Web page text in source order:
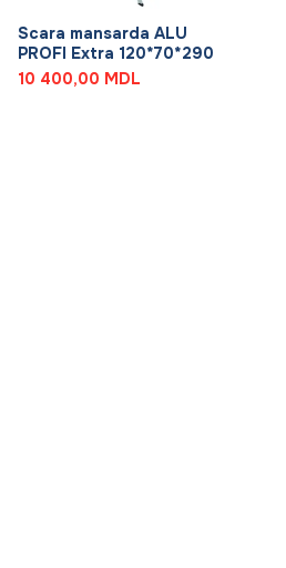
Scara mansarda ALU
PROFI Extra 120*70*290
10 400,00 MDL